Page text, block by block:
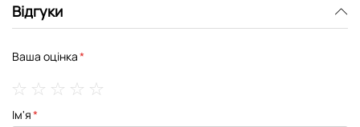
Відгуки
Ваша оцінка
star
stars
stars
stars
stars
Ім'я